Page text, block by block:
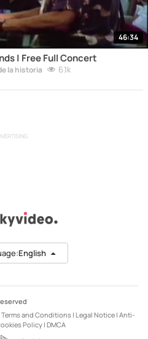
46:34
| Free Full Concert
la historia 6.1k
English
Terms and Conditions | Legal Notice | Anti-
Policy | DMCA